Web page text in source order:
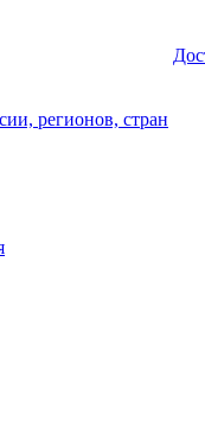
регионов, стран